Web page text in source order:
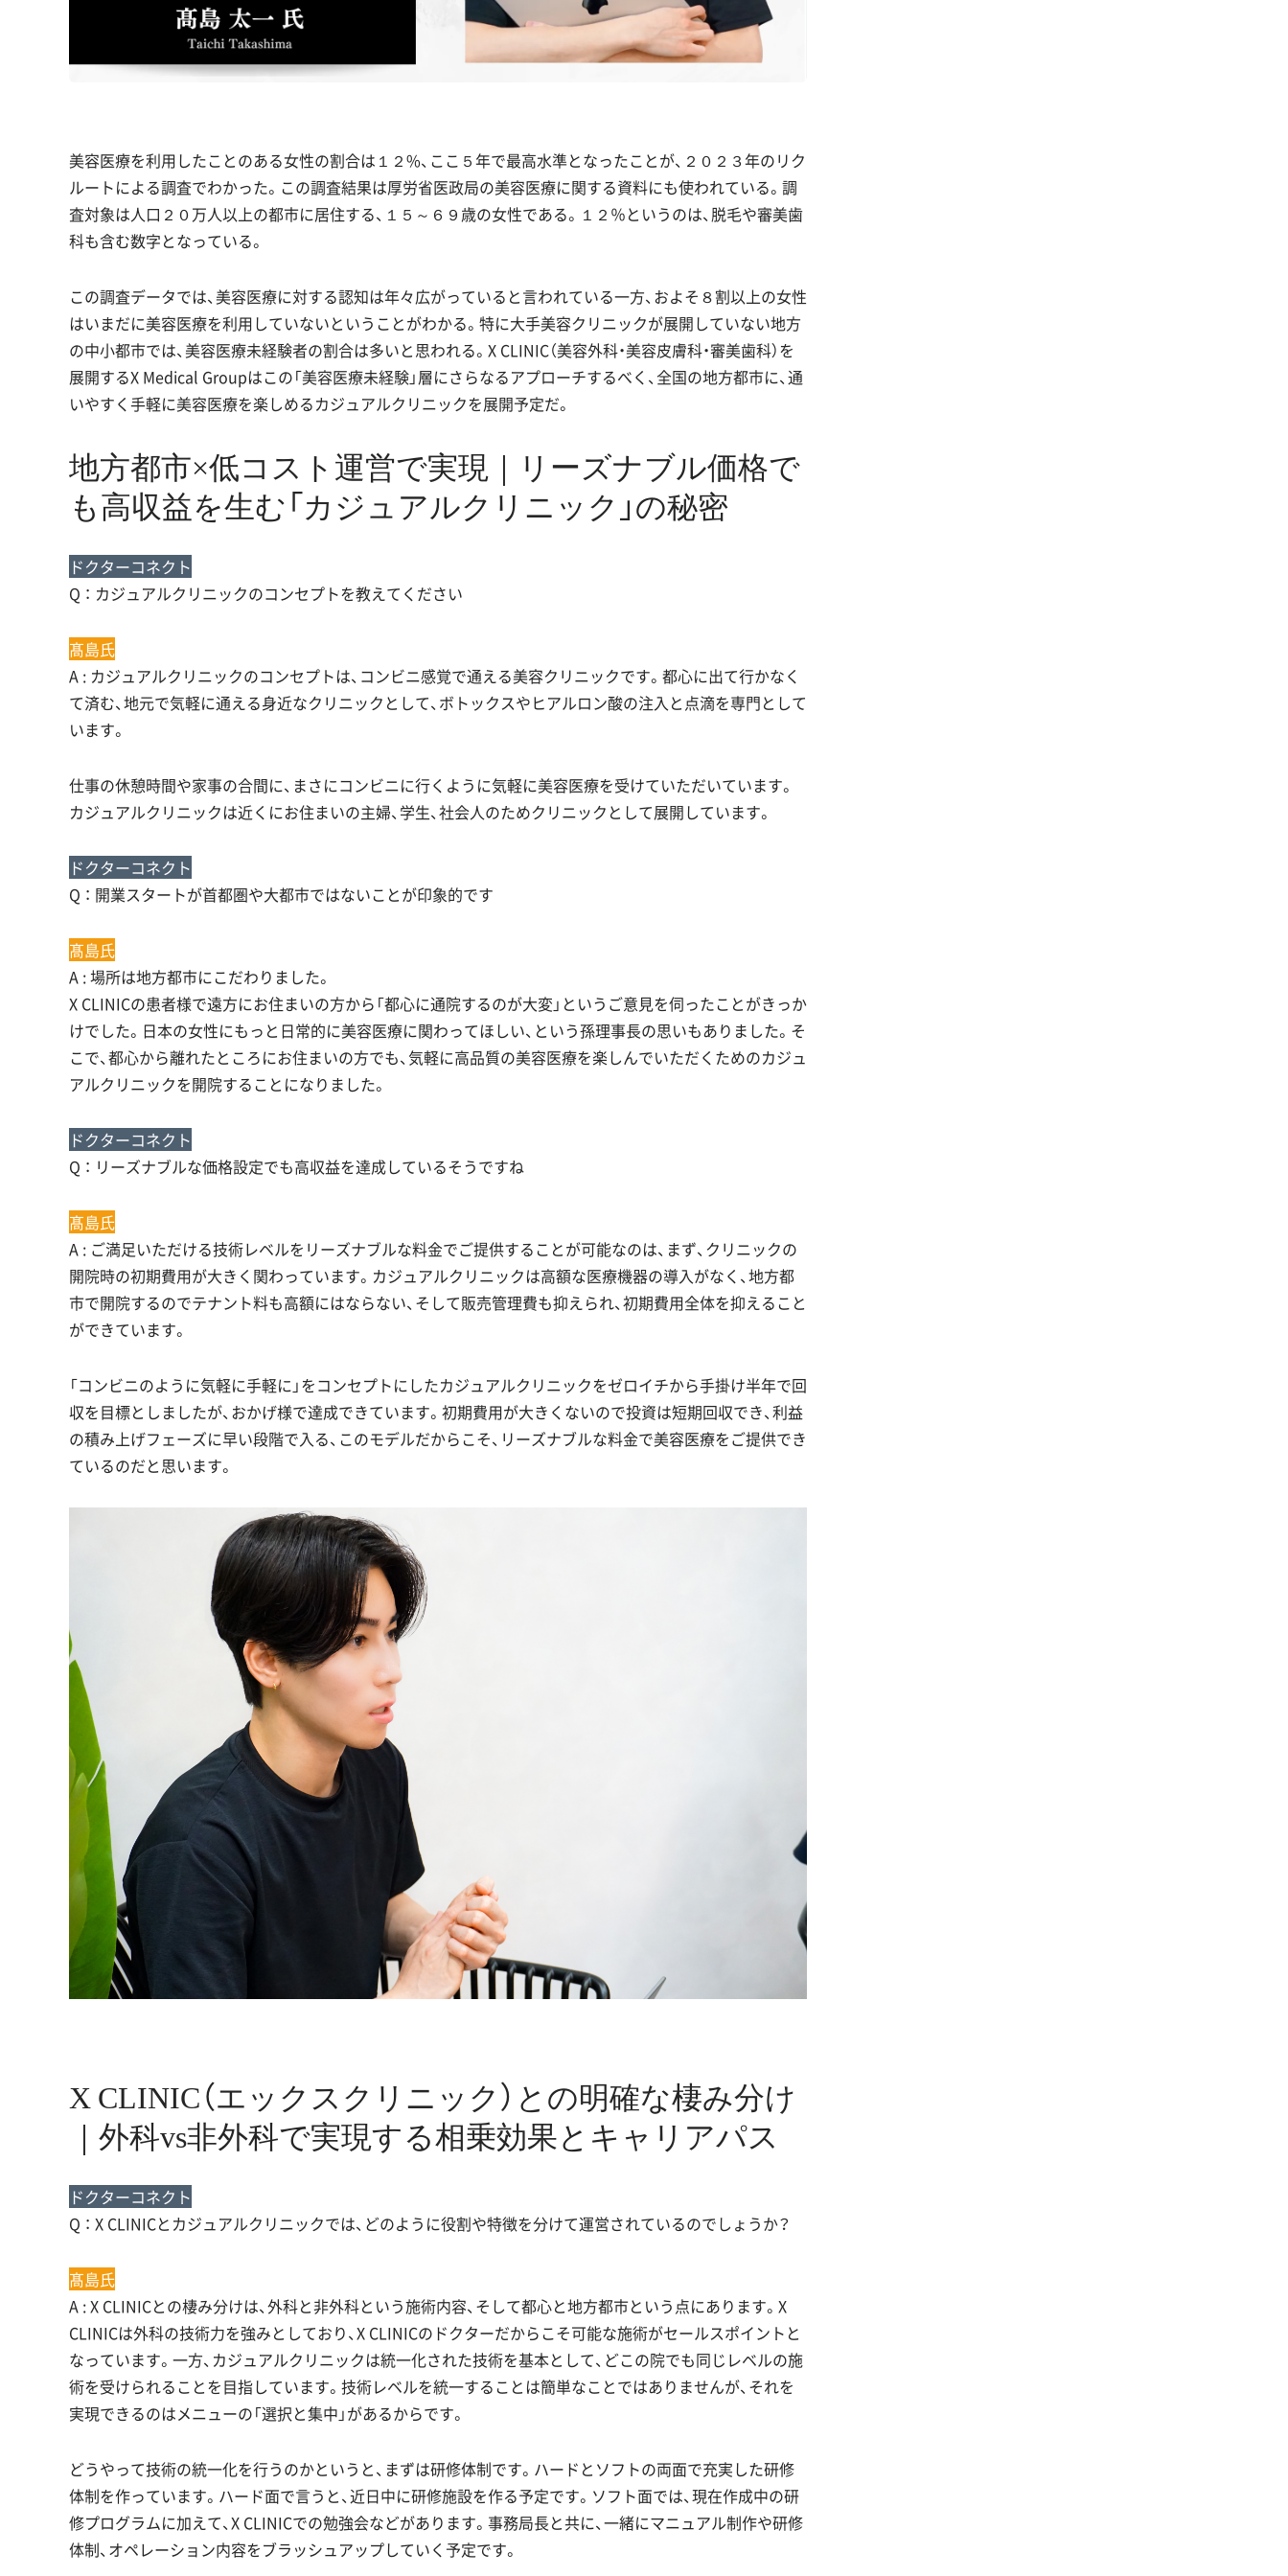
美容医療を利用したことのある女性の割合は１２%、ここ５年で最高水準となったことが、２０２３年のリク
ルートによる調査でわかった。この調査結果は厚労省医政局の美容医療に関する資料にも使われている。調
査対象は人口２０万人以上の都市に居住する、１５～６９歳の女性である。１２％というのは、脱毛や審美歯
科も含む数字となっている。
この調査データでは、美容医療に対する認知は年々広がっていると言われている一方、およそ８割以上の女性
はいまだに美容医療を利用していないということがわかる。特に大手美容クリニックが展開していない地方
の中小都市では、美容医療未経験者の割合は多いと思われる。X CLINIC（美容外科・美容皮膚科・審美歯科）を
展開するX Medical Groupはこの「美容医療未経験」層にさらなるアプローチするべく、全国の地方都市に、通
いやすく手軽に美容医療を楽しめるカジュアルクリニックを展開予定だ。
地方都市×低コスト運営で実現｜リーズナブル価格で
も高収益を生む「カジュアルクリニック」の秘密
ドクターコネクト
Q ： カジュアルクリニックのコンセプトを教えてください
髙島氏
A : カジュアルクリニックのコンセプトは、コンビニ感覚で通える美容クリニックです。都心に出て行かなく
て済む、地元で気軽に通える身近なクリニックとして、ボトックスやヒアルロン酸の注入と点滴を専門として
います。
仕事の休憩時間や家事の合間に、まさにコンビニに行くように気軽に美容医療を受けていただいています。
カジュアルクリニックは近くにお住まいの主婦、学生、社会人のためクリニックとして展開しています。
ドクターコネクト
Q ： 開業スタートが首都圏や大都市ではないことが印象的です
髙島氏
A : 場所は地方都市にこだわりました。
X CLINICの患者様で遠方にお住まいの方から「都心に通院するのが大変」というご意見を伺ったことがきっか
けでした。日本の女性にもっと日常的に美容医療に関わってほしい、という孫理事長の思いもありました。そ
こで、都心から離れたところにお住まいの方でも、気軽に高品質の美容医療を楽しんでいただくためのカジュ
アルクリニックを開院することになりました。
ドクターコネクト
Q ： リーズナブルな価格設定でも高収益を達成しているそうですね
髙島氏
A : ご満足いただける技術レベルをリーズナブルな料金でご提供することが可能なのは、まず、クリニックの
開院時の初期費用が大きく関わっています。カジュアルクリニックは高額な医療機器の導入がなく、地方都
市で開院するのでテナント料も高額にはならない、そして販売管理費も抑えられ、初期費用全体を抑えること
ができています。
「コンビニのように気軽に手軽に」をコンセプトにしたカジュアルクリニックをゼロイチから手掛け半年で回
収を目標としましたが、おかげ様で達成できています。初期費用が大きくないので投資は短期回収でき、利益
の積み上げフェーズに早い段階で入る、このモデルだからこそ、リーズナブルな料金で美容医療をご提供でき
ているのだと思います。
X CLINIC（エックスクリニック）との明確な棲み分け
｜外科vs非外科で実現する相乗効果とキャリアパス
ドクターコネクト
Q ： X CLINICとカジュアルクリニックでは、どのように役割や特徴を分けて運営されているのでしょうか？
髙島氏
A : X CLINICとの棲み分けは、外科と非外科という施術内容、そして都心と地方都市という点にあります。X
CLINICは外科の技術力を強みとしており、X CLINICのドクターだからこそ可能な施術がセールスポイントと
なっています。一方、カジュアルクリニックは統一化された技術を基本として、どこの院でも同じレベルの施
術を受けられることを目指しています。技術レベルを統一することは簡単なことではありませんが、それを
実現できるのはメニューの「選択と集中」があるからです。
どうやって技術の統一化を行うのかというと、まずは研修体制です。ハードとソフトの両面で充実した研修
体制を作っています。ハード面で言うと、近日中に研修施設を作る予定です。ソフト面では、現在作成中の研
修プログラムに加えて、X CLINICでの勉強会などがあります。事務局長と共に、一緒にマニュアル制作や研修
体制、オペレーション内容をブラッシュアップしていく予定です。